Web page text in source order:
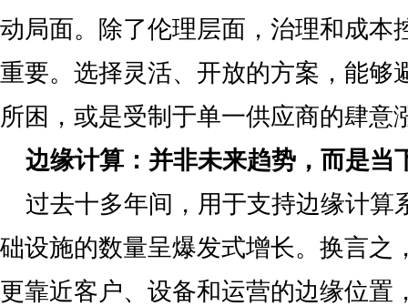
动局面。除了伦理层面，治理和成本
重要。选择灵活、开放的方案，能够
所困，或是受制于单一供应商的肆意
边缘计算：并非未来趋势，而是当
过去十多年间，用于支持边缘计算
础设施的数量呈爆发式增长。换言之
更靠近客户、设备和运营的边缘位置